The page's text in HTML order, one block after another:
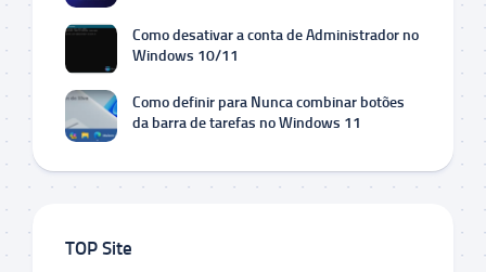
Como desativar a conta de Administrador no
Windows 10/11
Como definir para Nunca combinar botões
da barra de tarefas no Windows 11
TOP Site